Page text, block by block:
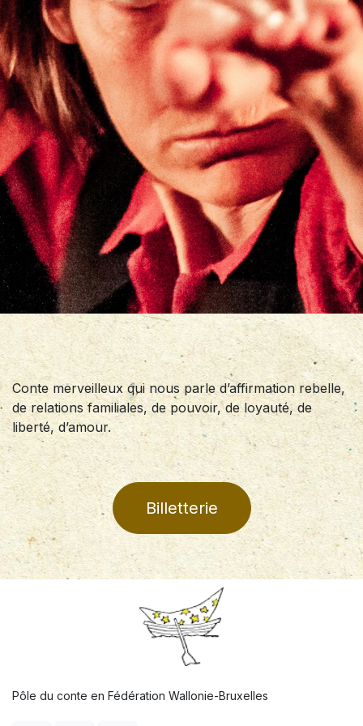
Conte merveilleux qui nous parle d’affirmation rebelle,
de relations familiales, de pouvoir, de loyauté, de
liberté, d’amour.
Billetterie
Pôle du conte en Fédération Wallonie-Bruxelles